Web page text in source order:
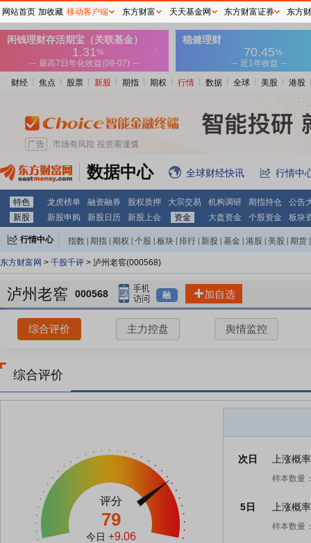
财经 焦点 股票 新股 期指 期权 行情 数据 全球 美股 港股
数据中心 全球财经快讯 行情中
特色 龙虎榜单 融资融券 股权质押 大宗交易 机构调研 期指持仓
公告
新股
新股申购 新股日历 新股上会 资金 大盘资金 个股资金 板块
行情中心 指数 期指 期权 个股 板块 排行 新股 基金 港股 美股 期货
东方财富网 > 千股千评 > 泸州老窖(000568)
泸州老窖 000568 融 加自选
综合评价 主力控盘 舆情监控
综合评价
评分
79
今日 +9.06
次日 上涨概
样本数量
5日 上涨概
样本数量
网站首页 加收藏 移动客户端 东方财富 天天基金网 东方财富证券 东方